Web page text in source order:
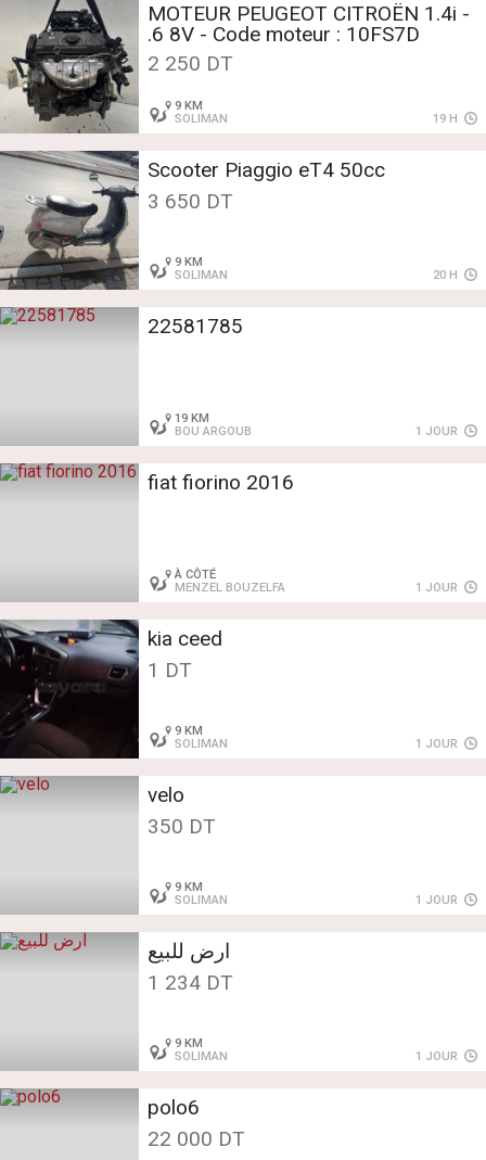
MOTEUR PEUGEOT CITROËN 1.4i -
.6 8V - Code moteur : 10FS7D
2 250 DT
9 KM
SOLIMAN
19 H
3 650 DT
9 KM
SOLIMAN
20 H
22581785
19 KM
BOU ARGOUB
1 JOUR
fiat fiorino 2016
À CÔTÉ
MENZEL BOUZELFA
1 JOUR
kia ceed
1 DT
9 KM
SOLIMAN
1 JOUR
velo
350 DT
9 KM
SOLIMAN
1 JOUR
ارض للبيع
1 234 DT
9 KM
SOLIMAN
1 JOUR
polo6
22 000 DT